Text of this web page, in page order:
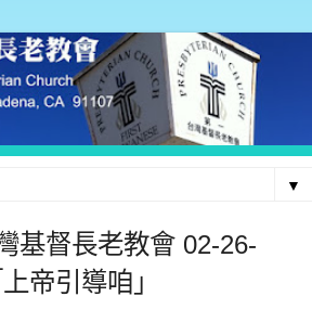
▼
基督長老教會 02-26-
帝引導咱」